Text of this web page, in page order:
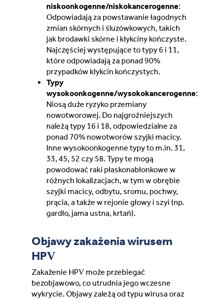
niskoonkogenne/niskokancerogenne:
Odpowiadają za powstawanie łagodnych
zmian skórnych i śluzówkowych, takich
jak brodawki skórne i kłykciny kończyste.
Najczęściej występujące to typy 6 i 11,
które odpowiadają za ponad 90%
przypadków kłykcin kończystych.
Typy
wysokoonkogenne/wysokokancerogenne:
Niosą duże ryzyko przemiany
nowotworowej. Do najgroźniejszych
należą typy 16 i 18, odpowiedzialne za
ponad 70% nowotworów szyjki macicy.
Inne wysokoonkogenne typy to m.in. 31,
33, 45, 52 czy 58. Typy te mogą
powodować raki płaskonabłonkowe w
różnych lokalizacjach, w tym w obrębie
szyjki macicy, odbytu, sromu, pochwy,
prącia, a także w rejonie głowy i szyi (np.
gardło, jama ustna, krtań).
Objawy zakażenia wirusem
HPV
Zakażenie HPV może przebiegać
bezobjawowo, co utrudnia jego wczesne
wykrycie. Objawy zależą od typu wirusa oraz
Sweden (Swedish)
Switzerland (Deutsch)
Switzerland (Italian)
United Arab Emirates (Arabic)
United Kingdom (English)